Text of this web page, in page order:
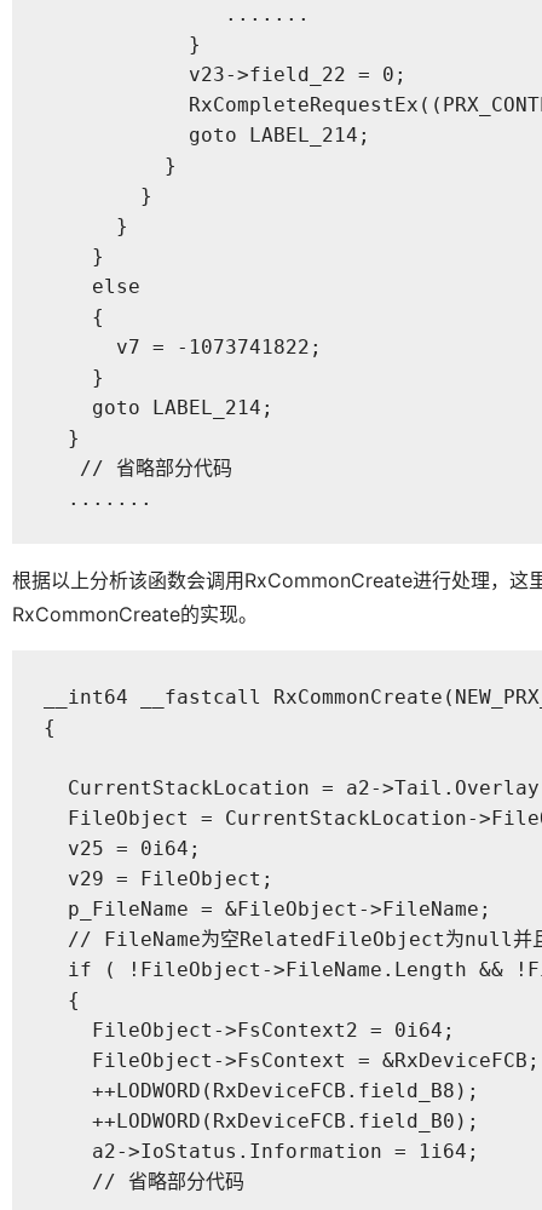
               .......
}
v23->field_22 = 0;
goto LABEL_214;
}
}
}
}
else
{
v7 = -1073741822;
}
goto LABEL_214;
  }
// 省略部分代码
  .......
根据以上分析该函数会调用RxCommonCreate进行处理，这
RxCommonCreate的实现。
__int64 __fastcall
{
CurrentStackLocation = a2-
FileObject = CurrentStackLocation-
v25 = 0i64;
v29 = FileObject;
p_FileName = &FileObject->FileName;
// FileName为空RelatedFileObject为null并且
if ( !FileObject->FileName.Length &&
  {
FileObject->FsContext2 = 0i64;
FileObject->FsContext = &RxDeviceFCB;
++LODWORD(RxDeviceFCB.field_B8);
++LODWORD(RxDeviceFCB.field_B0);
a2->IoStatus.Information = 1i64;
// 省略部分代码